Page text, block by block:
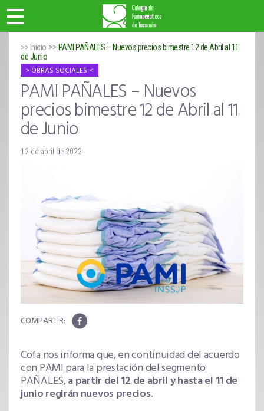
>> Inicio >> PAMI PAÑALES – Nuevos precios bimestre 12 de Abril al 11
de Junio
OBRAS SOCIALES
PAMI PAÑALES – Nuevos
precios bimestre 12 de Abril al 11
de Junio
12 de abril de 2022
Cofa nos informa que, en continuidad del acuerdo
con PAMI para la prestación del segmento
PAÑALES,a partir del 12 de abril y hasta el 11 de
junio regirán nuevos precios.